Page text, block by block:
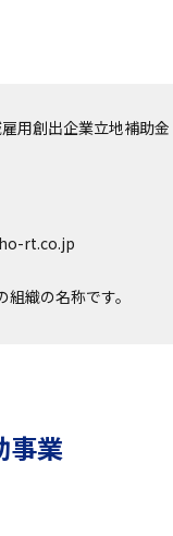
用創出企業立地補助
rt.co.jp
織の名称です。
事業